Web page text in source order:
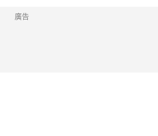
廣告